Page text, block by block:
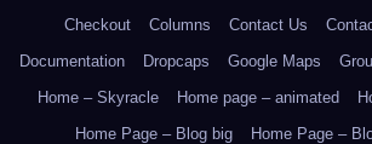
Checkout
Columns Contact Us
Documentation
Dropcaps Google Maps
Home – Skyracle
Home page – animated
Home Page – Blog big
Home Page –